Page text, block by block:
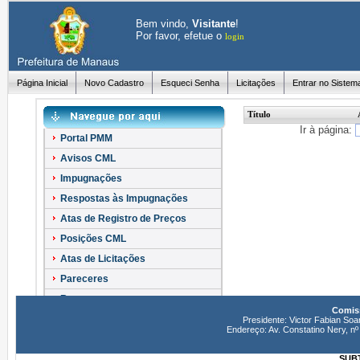
Bem vindo, Visitante!
Por favor, efetue o login
Página Inicial Novo Cadastro Esqueci Senha Licitações Entrar no
Portal PMM
Avisos CML
Impugnações
Respostas às Impugnações
Atas de Registro de Preços
Posições CML
Atas de Licitações
Pareceres
Recursos
Título
Ir à página:
Presidente: Victor Fabian
Endereço: Av. Constatino Nery,